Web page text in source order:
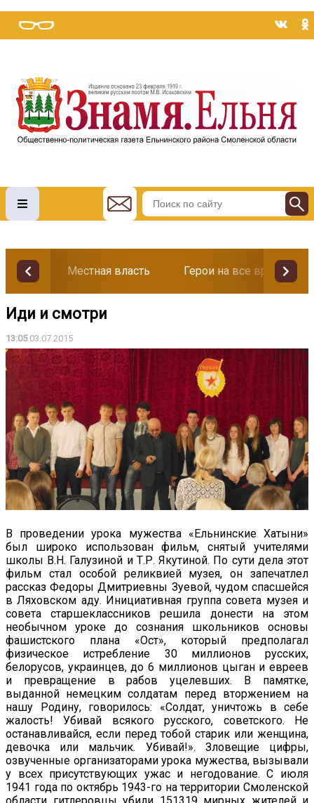
Местная власть Герои на все времена
Иди и смотри
13:0503.07.2015
В проведении урока мужества «Ельнинские Хатыни»
был широко использован фильм, снятый учителями
школы В.Н. Галузиной и Т.Р. Якутиной. По сути дела этот
фильм стал особой реликвией музея, он запечатлел
рассказ Федоры Дмитриевны Зуевой, чудом спасшейся
в Ляховском аду. Инициативная группа совета музея и
совета старшеклассников решила донести на этом
необычном уроке до сознания школьников основы
фашистского плана «Ост», который предполагал
физическое истребление 30 миллионов русских,
белорусов, украинцев, до 6 миллионов цыган и евреев
и превращение в рабов уцелевших. В памятке,
выданной немецким солдатам перед вторжением на
нашу Родину, говорилось: «Солдат, уничтожь в себе
жалость! Убивай всякого русского, советского. Не
останавливайся, если перед тобой старик или женщина,
девочка или мальчик. Убивай!». Зловещие цифры,
озвученные организаторами урока мужества, вызывали
у всех присутствующих ужас и негодование. С июля
1941 года по октябрь 1943-го на территории Смоленской
области гитлеровцы убили 151319 мирных жителей и